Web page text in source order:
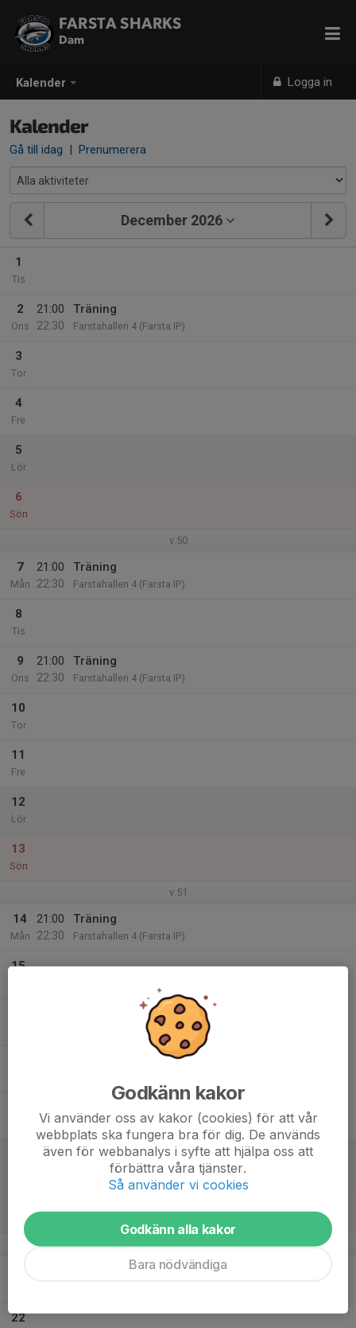
Kalender Logga in
FARSTA SHARKS
Dam
Kalender
Gå till idag | Prenumerera
December 2026
1
Tis
2
Ons
21:00
22:30
Träning
Farstahallen 4 (Farsta IP)
3
Tor
4
Fre
5
Lör
6
Sön
v.50
7
Mån
21:00
22:30
Träning
Farstahallen 4 (Farsta IP)
8
Tis
9
Ons
21:00
22:30
Träning
Farstahallen 4 (Farsta IP)
10
Tor
11
Fre
12
Lör
13
Sön
v.51
14
Mån
21:00
22:30
Träning
Farstahallen 4 (Farsta IP)
15
Farstahallen 4 (Farsta IP)
Sön
v.52
22
Godkänn kakor
Vi använder oss av kakor (cookies) för att vår
webbplats ska fungera bra för dig. De används
även för webbanalys i syfte att hjälpa oss att
förbättra våra tjänster.
Så använder vi cookies
Godkänn alla kakor
Bara nödvändiga